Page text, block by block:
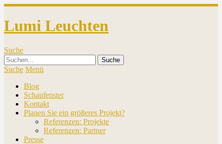
Lumi Leuchten
Suche
Suche Menü
Blog
Schaufenster
Kontakt
Planen Sie ein größeres Projekt?
Referenzen: Projekte
Referenzen: Partner
Presse